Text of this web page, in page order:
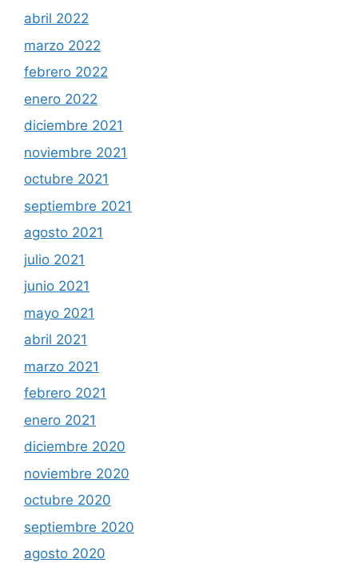
abril 2022
marzo 2022
febrero 2022
enero 2022
diciembre 2021
noviembre 2021
octubre 2021
septiembre 2021
agosto 2021
julio 2021
junio 2021
mayo 2021
abril 2021
marzo 2021
febrero 2021
enero 2021
diciembre 2020
noviembre 2020
octubre 2020
septiembre 2020
agosto 2020